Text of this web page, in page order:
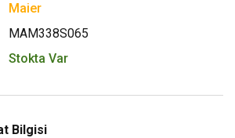
Maier
MAM338S065
Stokta Var
Bilgisi